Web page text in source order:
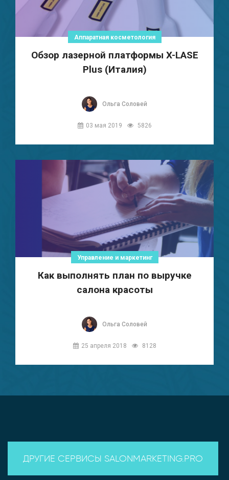
Аппаратная косметология
Обзор лазерной платформы X-LASE
Plus (Италия)
Ольга Соловей
03 мая 2019 5826
Управление и маркетинг
Как выполнять план по выручке
салона красоты
Ольга Соловей
25 апреля 2018 8128
ДРУГИЕ СЕРВИСЫ SALONMARKETING.PRO